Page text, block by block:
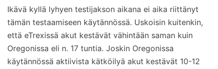
Ikävä kyllä lyhyen testijakson aikana ei aika riittänyt
tämän testaamiseen käytännössä. Uskoisin kuitenkin,
että eTrexissä akut kestävät vähintään saman kuin
Oregonissa eli n. 17 tuntia. Joskin Oregonissa
käytännössä aktiivista kätköilyä akut kestävät 10-12